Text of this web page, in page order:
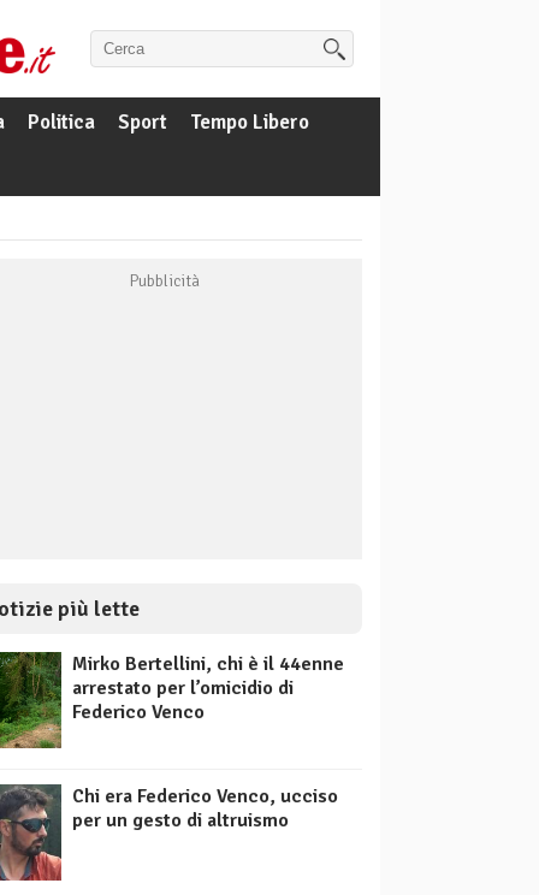
Politica Sport Tempo Libero
più lette
Mirko Bertellini, chi è il 44enne
arrestato per l’omicidio di
Federico Venco
Chi era Federico Venco, ucciso
per un gesto di altruismo